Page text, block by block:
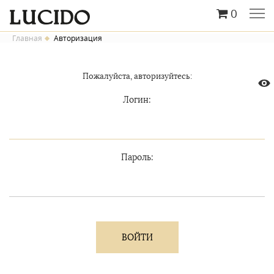
0
Главная Авторизация
Пожалуйста, авторизуйтесь:
Логин:
Пароль: